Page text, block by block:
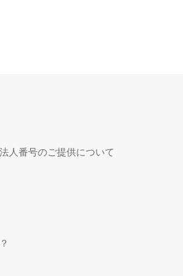
人番号のご提供について